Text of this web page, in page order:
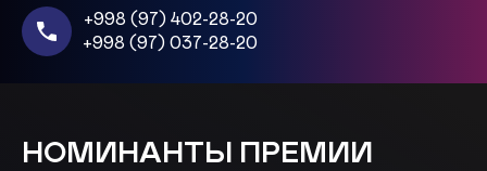
+998 (97) 402-28-20
+998 (97) 037-28-20
НОМИНАНТЫ ПРЕМИИ